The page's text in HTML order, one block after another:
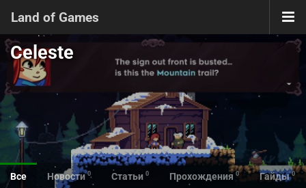
Land of Games
Celeste
Все Новости 0 Статьи 0 Прохождения 0 Гайды 0